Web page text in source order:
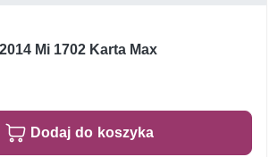
Mi 1702 Karta Max
Dodaj do koszyka